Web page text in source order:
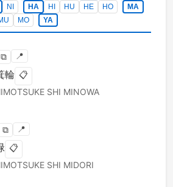
NI HA HI HU HE HO
MA
MO YA
⧉ 📍
輪 📋
SHI MINOWA
⧉ 📍
📋
SHI MIDORI